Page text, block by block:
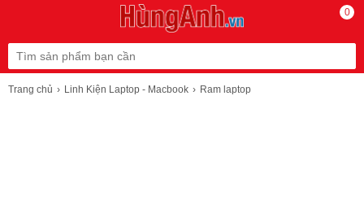
0
Trang chủ Linh Kiện Laptop - Macbook Ram laptop